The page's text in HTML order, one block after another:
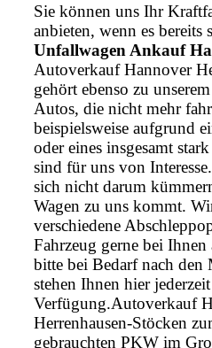
Sie können uns Ihr
anbieten, wenn es
Unfallwagen Ankauf
Autoverkauf Hannover
gehört ebenso zu
Autos, die nicht mehr
beispielsweise aufgrund
oder eines insgesamt
sind für uns von
sich nicht darum
Wagen zu uns kommt.
verschiedene
Fahrzeug gerne bei Ihnen
bitte bei Bedarf nach
stehen Ihnen hier
Verfügung.Autoverkauf
Herrenhausen-Stöcken
gebrauchten PKW im